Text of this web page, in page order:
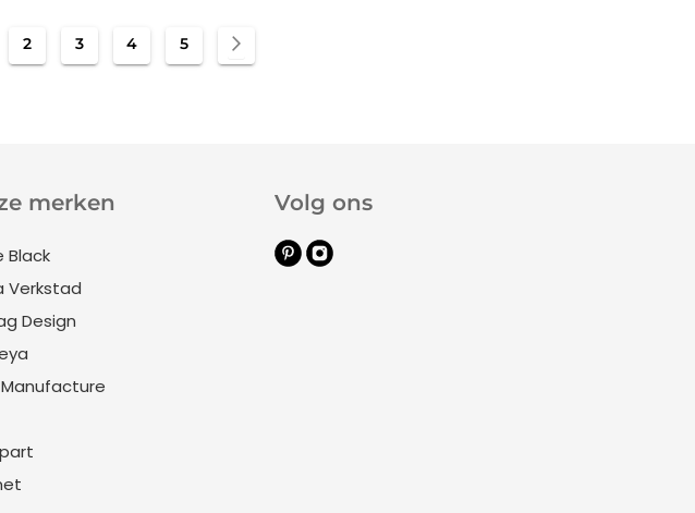
momenteel pagina
Pagina
2 Pagina
3 Pagina
4 Pagina
5
merken
Black
Verkstad
Design
Manufacture
Volg ons